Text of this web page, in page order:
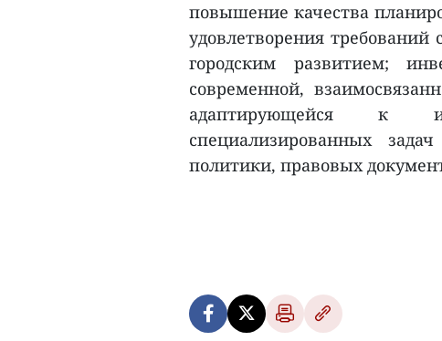
повышение качества
удовлетворения
городским развитием;
современной,
адаптирующейся к
специализированных
политики, правовых